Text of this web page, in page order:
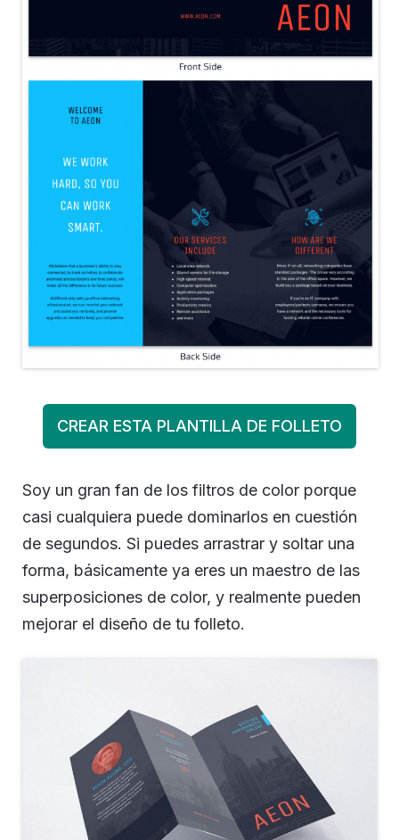
CREAR ESTA PLANTILLA DE FOLLETO
Soy un gran fan de los filtros de color porque
casi cualquiera puede dominarlos en cuestión
de segundos. Si puedes arrastrar y soltar una
forma, básicamente ya eres un maestro de las
superposiciones de color, y realmente pueden
mejorar el diseño de tu folleto.